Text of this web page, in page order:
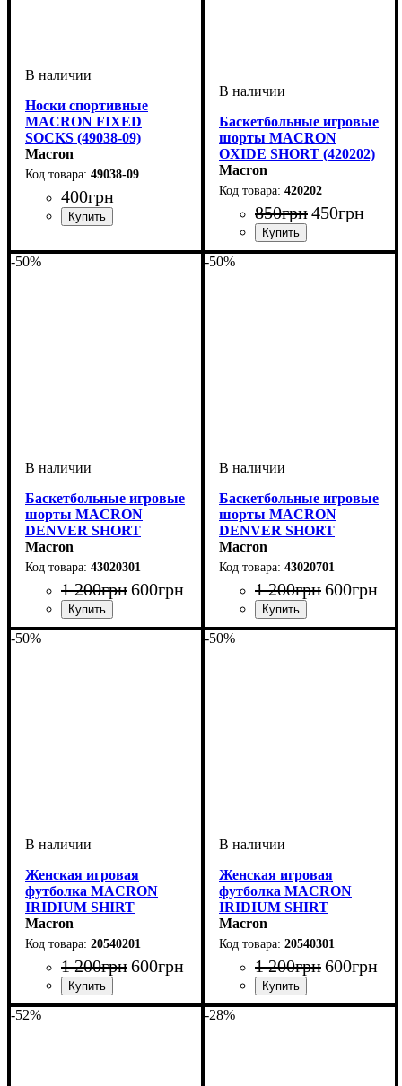
Носки спортивные
MACRON FIXED
SOCKS (49038-09)
Macron
49038-09
400грн
Баскетбольные игровые
шорты MACRON
OXIDE SHORT (420202)
Macron
420202
850грн450грн
Пол: Детское, Унисекс,
Мужской
Производитель: Macron
Цвет: Красный
Спорт: Баскетбол
-50%
Баскетбольные игровые
шорты MACRON
DENVER SHORT
(43020301)
Macron
43020301
1 200грн600грн
Пол: Мужской, Детское,
Унисекс
Производитель: Macron
Цвет: Синий
Спорт: Баскетбол
-50%
Баскетбольные игровые
шорты MACRON
DENVER SHORT
(43020701)
Macron
43020701
1 200грн600грн
Пол: Мужской, Детское,
Унисекс
Производитель: Macron
Цвет: Темно-синий
Спорт: Баскетбол
-50%
Женская игровая
футболка MACRON
IRIDIUM SHIRT
(20540201)
Macron
20540201
1 200грн600грн
Пол: Женский
Производитель: Macron
Цвет: Красный
Спорт: Волейбол
-50%
Женская игровая
футболка MACRON
IRIDIUM SHIRT
(20540301)
Macron
20540301
1 200грн600грн
Пол: Женский
Производитель: Macron
Цвет: Синий
Спорт: Волейбол
-52% -28%